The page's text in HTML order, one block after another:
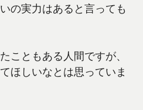
の実力はあると言っても
こともある人間ですが、
ほしいなとは思っていま